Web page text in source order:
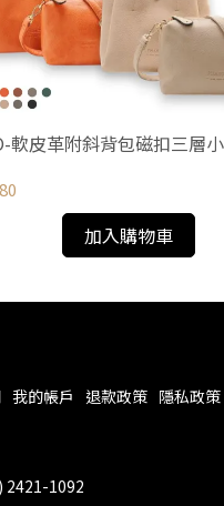
軟皮革附斜背包磁扣三層
加入購物車
我的帳戶 退款政策 隱私政策
2421-1092